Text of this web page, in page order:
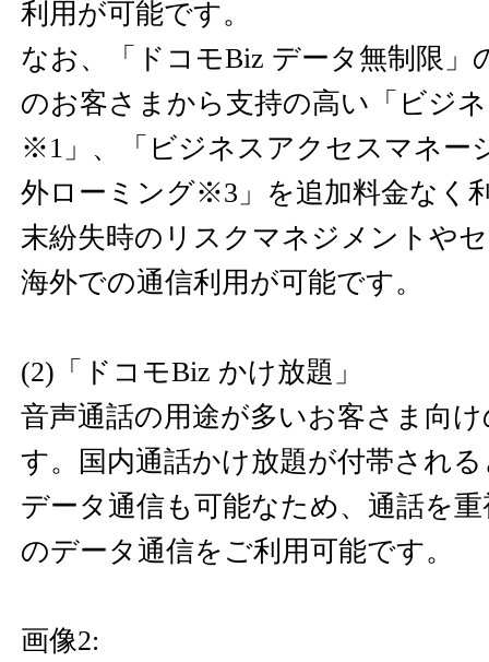
利用が可能です。
なお、「ドコモBiz データ無制限」
のお客さまから支持の高い「ビジ
※1」、「ビジネスアクセスマネー
外ローミング※3」を追加料金なく
末紛失時のリスクマネジメントや
海外での通信利用が可能です。
(2)「ドコモBiz かけ放題」
音声通話の用途が多いお客さま向
す。国内通話かけ放題が付帯され
データ通信も可能なため、通話を
のデータ通信をご利用可能です。
画像2: